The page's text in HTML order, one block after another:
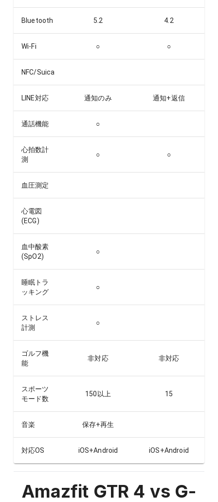
Bluetooth 5.2 4.2
Wi-Fi ○ ○
NFC/Suica
LINE対応 通知のみ 通知+返信
通話機能 ○
心拍数計
測
○ ○
血圧測定
心電図
(ECG)
血中酸素
(SpO2)
○
睡眠トラ
ッキング
○
ストレス
計測
○
ゴルフ機
能
非対応 非対応
スポーツ
モード数
150以上 15
音楽 保存+再生
対応OS iOS+Android iOS+Android
Amazfit GTR 4 vs G-